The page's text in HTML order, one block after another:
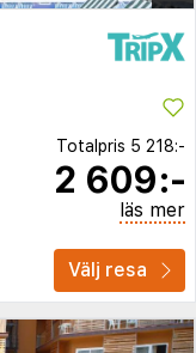
Totalpris 5 218:-
2 609:-
läs mer
Välj resa